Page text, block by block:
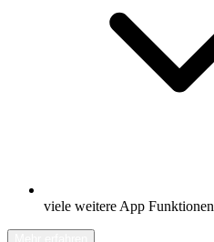
viele weitere App Funktionen